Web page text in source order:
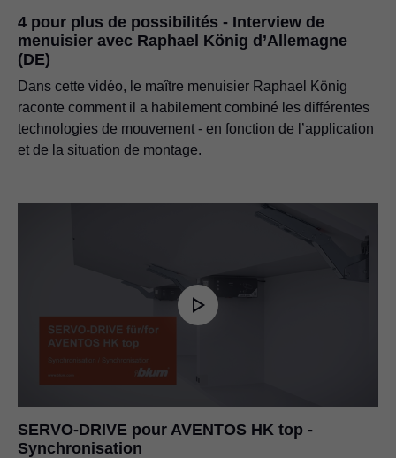
4 pour plus de possibilités - Interview de
menuisier avec Raphael König d’Allemagne
(DE)
Dans cette vidéo, le maître menuisier Raphael König
raconte comment il a habilement combiné les différentes
technologies de mouvement - en fonction de l’application
et de la situation de montage.
SERVO-DRIVE pour AVENTOS HK top -
Synchronisation